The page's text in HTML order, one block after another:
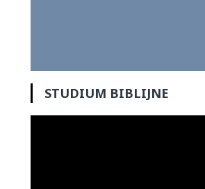
STUDIUM BIBLIJNE